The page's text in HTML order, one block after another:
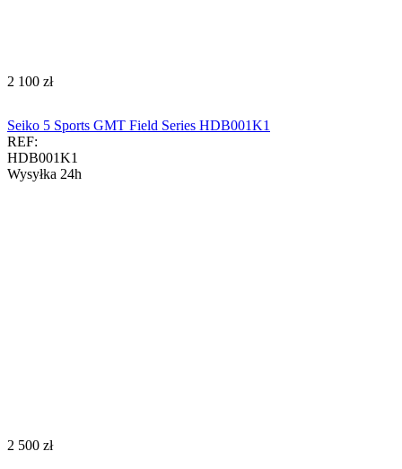
‍2 100‍ zł
Seiko 5 Sports GMT Field Series HDB001K1
REF:
HDB001K1
Wysyłka 24h
‍2 500‍ zł